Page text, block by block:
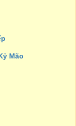
Mão